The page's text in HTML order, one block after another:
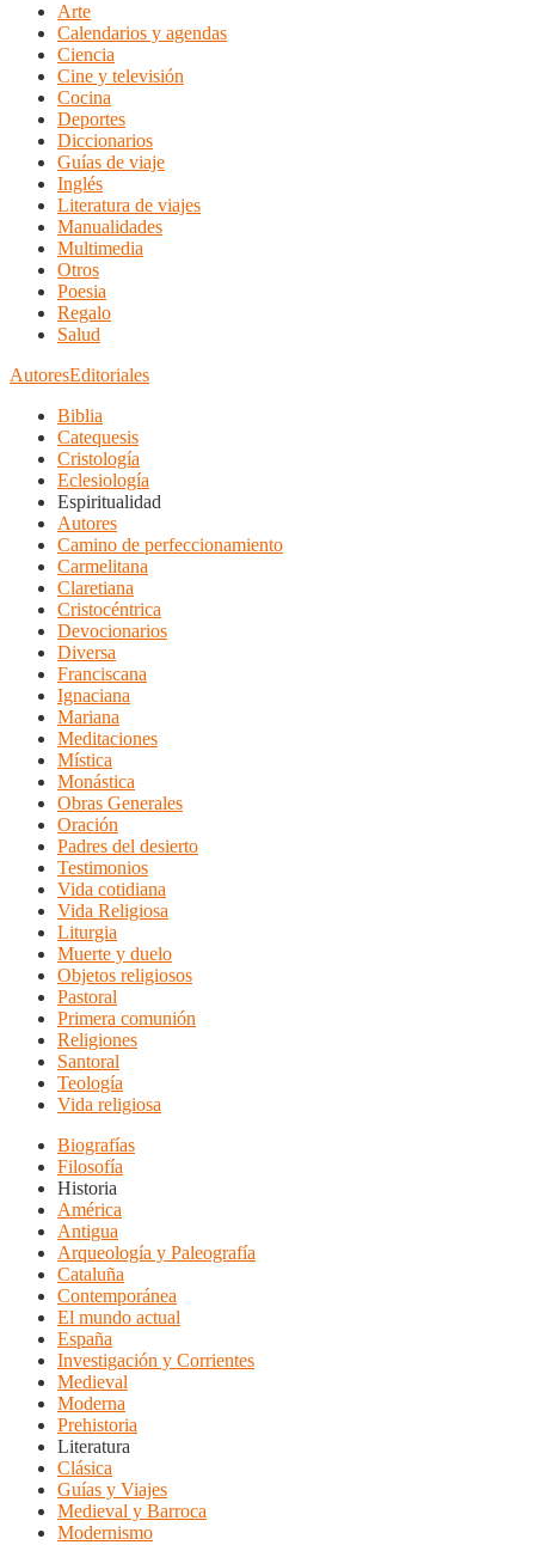
Arte
Calendarios y agendas
Ciencia
Cine y televisión
Cocina
Deportes
Diccionarios
Guías de viaje
Inglés
Literatura de viajes
Manualidades
Multimedia
Otros
Poesia
Regalo
Salud
AutoresEditoriales
Biblia
Catequesis
Cristología
Eclesiología
Espiritualidad
Autores
Camino de perfeccionamiento
Carmelitana
Claretiana
Cristocéntrica
Devocionarios
Diversa
Franciscana
Ignaciana
Mariana
Meditaciones
Mística
Monástica
Obras Generales
Oración
Padres del desierto
Testimonios
Vida cotidiana
Vida Religiosa
Liturgia
Muerte y duelo
Objetos religiosos
Pastoral
Primera comunión
Religiones
Santoral
Teología
Vida religiosa
Biografías
Filosofía
Historia
América
Antigua
Arqueología y Paleografía
Cataluña
Contemporánea
El mundo actual
España
Investigación y Corrientes
Medieval
Moderna
Prehistoria
Literatura
Clásica
Guías y Viajes
Medieval y Barroca
Modernismo